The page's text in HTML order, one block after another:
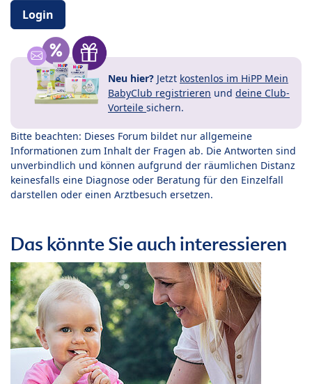
Login
Neu hier? Jetzt kostenlos im HiPP Mein
BabyClub registrieren und deine Club-
Vorteile sichern.
Bitte beachten: Dieses Forum bildet nur allgemeine
Informationen zum Inhalt der Fragen ab. Die Antworten sind
unverbindlich und können aufgrund der räumlichen Distanz
keinesfalls eine Diagnose oder Beratung für den Einzelfall
darstellen oder einen Arztbesuch ersetzen.
Das könnte Sie auch interessieren